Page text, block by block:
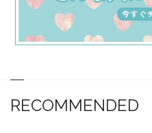
RECOMMENDED